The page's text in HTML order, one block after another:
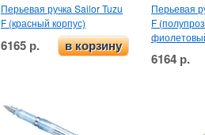
Перьевая ручка Sailor Tuzu
F (красный корпус)
6165 р. в корзину
Перьевая
F
6164 р.